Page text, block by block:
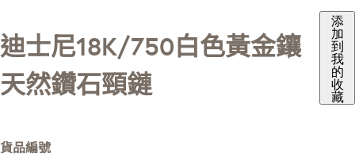
迪士尼18K/750白色黃金鑲
天然鑽石頸鏈
添
加
到
我
的
收
藏
貨品編號